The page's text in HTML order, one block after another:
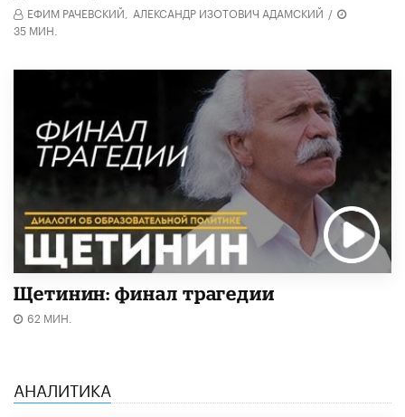
ЕФИМ РАЧЕВСКИЙ, АЛЕКСАНДР ИЗОТОВИЧ АДАМСКИЙ /
35 МИН.
Щетинин: финал трагедии
62 МИН.
АНАЛИТИКА